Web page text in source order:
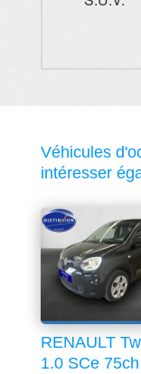
Véhicules
intéresser
RENAULT
1.0 SCe